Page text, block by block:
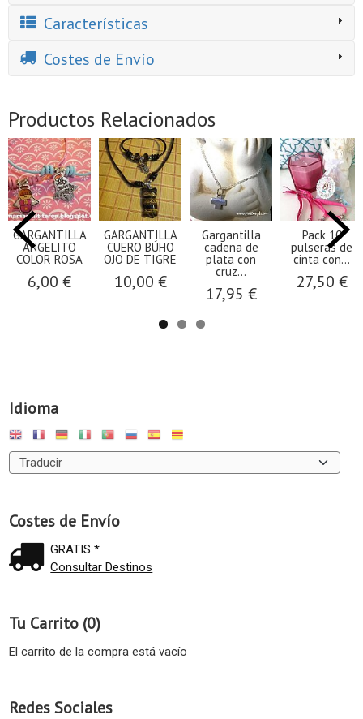
Idioma
Costes de Envío
GRATIS *
Consultar Destinos
Tu Carrito (0)
El carrito de la compra está vacío
Redes Sociales
Características
Costes de Envío
Productos Relacionados
GARGANTILLA
ANGELITO
COLOR ROSA
6,00 €
GARGANTILLA
CUERO BÚHO
OJO DE TIGRE
10,00 €
Gargantilla
cadena de
plata con
cruz...
17,95 €
Pack 10
pulseras de
cinta con...
27,50 €